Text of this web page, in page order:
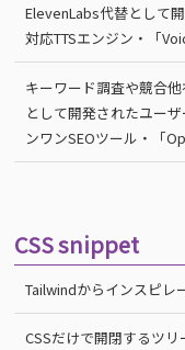
ElevenLabs代替として
対応TTSエンジン・「
キーワード調査や競合
として開発されたユー
ンワンSEOツール・「
CSS snippet
Tailwindからインスピレ
CSSだけで開閉するツリ